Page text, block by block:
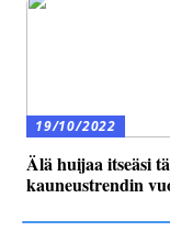
19/10/2022
Älä huijaa itseäsi
kauneustrendin